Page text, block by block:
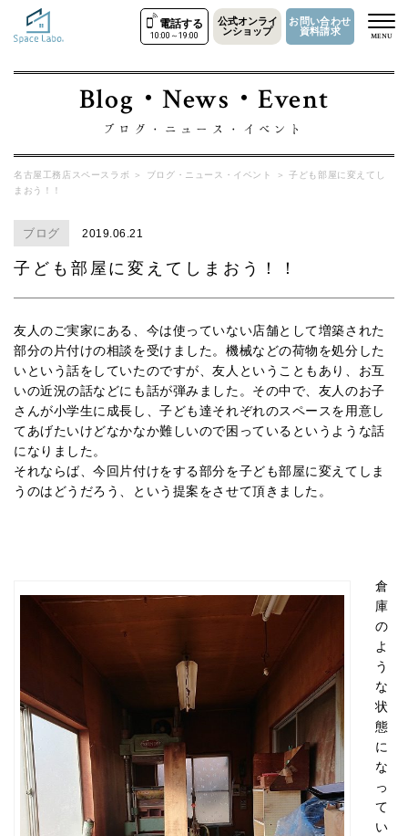
電話する
10:00～19:00
公式オンライ
ンショップ
お問い合わせ
資料請求
MENU
Blog・News・Event
ブログ・ニュース・イベント
名古屋工務店スペースラボ ＞ ブログ・ニュース・イベント ＞
子ども部屋に変えてし
まおう！！
ブログ 2019.06.21
子ども部屋に変えてしまおう！！
友人のご実家にある、今は使っていない店舗として増築された
部分の片付けの相談を受けました。機械などの荷物を処分した
いという話をしていたのですが、友人ということもあり、お互
いの近況の話などにも話が弾みました。その中で、友人のお子
さんが小学生に成長し、子ども達それぞれのスペースを用意し
てあげたいけどなかなか難しいので困っているというような話
になりました。
それならば、今回片付けをする部分を子ども部屋に変えてしま
うのはどうだろう、という提案をさせて頂きました。
倉
庫
の
よ
う
な
状
態
に
な
っ
て
い